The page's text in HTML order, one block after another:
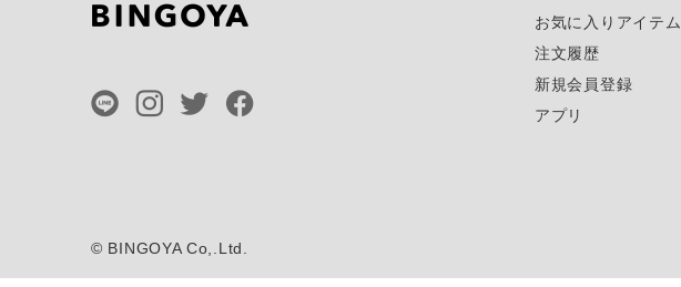
お気に入りアイテム
注文履歴
新規会員登録
アプリ
© BINGOYA Co,.Ltd.